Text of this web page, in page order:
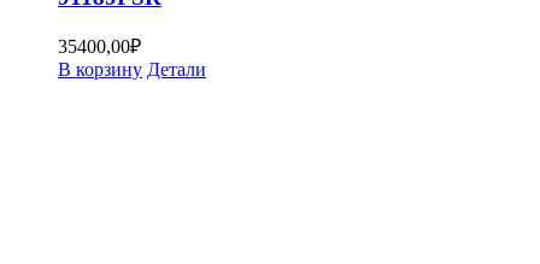
35400,00₽
В корзину Детали